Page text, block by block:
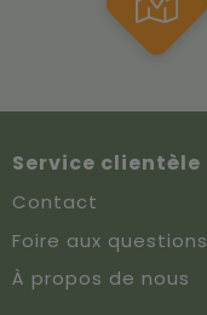
Service clientèle
Contact
Foire aux questions
À propos de nous